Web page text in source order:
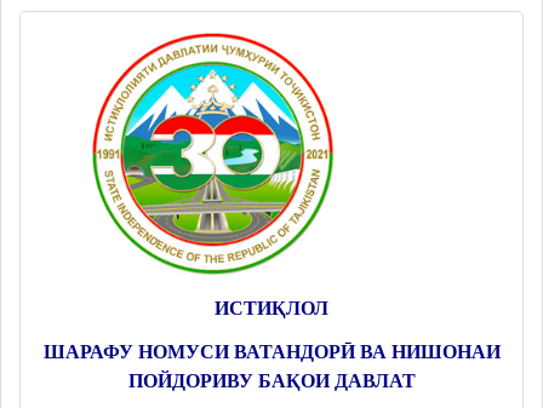
ИСТИҚЛОЛ
ШАРАФУ НОМУСИ ВАТАНДОРӢ ВА НИШОНАИ
ПОЙДОРИВУ БАҚОИ ДАВЛАТ